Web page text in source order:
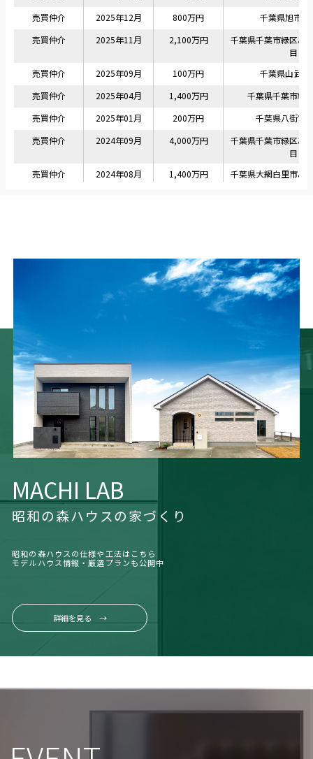
MACHI LAB
昭和の森ハウスの家づくり
昭和の森ハウスの仕様や工法はこちら
モデルハウス情報・厳選プランも公開中
詳細を見る →